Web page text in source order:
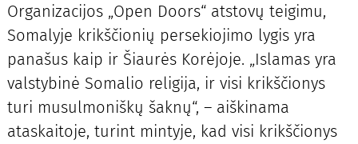
Organizacijos „Open Doors“ atstovų teigimu,
Somalyje krikščionių persekiojimo lygis yra
panašus kaip ir Šiaurės Korėjoje. „Islamas yra
valstybinė Somalio religija, ir visi krikščionys
turi musulmoniškų šaknų“, – aiškinama
ataskaitoje, turint mintyje, kad visi krikščionys